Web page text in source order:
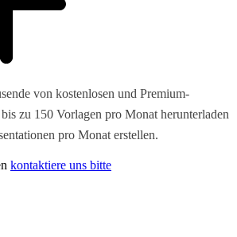
von kostenlosen und Premium-
zu 150 Vorlagen pro Monat herunterladen
pro Monat erstellen.
kontaktiere uns bitte